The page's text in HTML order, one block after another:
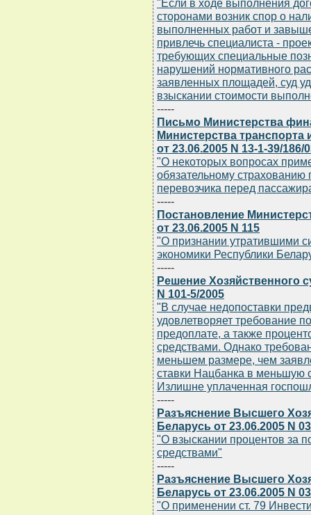
"Если в ходе выполнения
сторонами возник спор о
выполненных работ и
привлечь специалиста -
требующих специальные
нарушений нормативного
заявленных площадей, суд
взыскании стоимости
-----
Письмо Министерства
Министерства
от 23.06.2005 N 13-1-39/186/
"О некоторых вопросах
обязательному страхованию
перевозчика перед
-----
Постановление
от 23.06.2005 N 115
"О признании утратившими
экономики Республики
-----
Решение Хозяйственного
N 101-5/2005
"В случае недопоставки
удовлетворяет требование
предоплате, а также
средствами. Однако
меньшем размере, чем
ставки Нацбанка в меньшую
Излишне уплаченная
-----
Разъяснение Высшего
Беларусь от 23.06.2005 N
"О взыскании процентов за
средствами"
-----
Разъяснение Высшего
Беларусь от 23.06.2005 N
"О применении ст. 79